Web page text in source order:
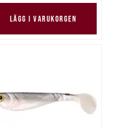
LÄGG I VARUKORGEN